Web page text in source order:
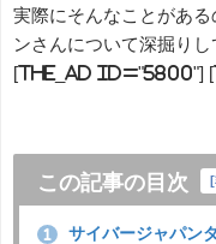
実際にそんなことがあ
ンさんについて深掘りし
[the_ad id="5800"]
この記事の目次 [
1
サイバージャパン